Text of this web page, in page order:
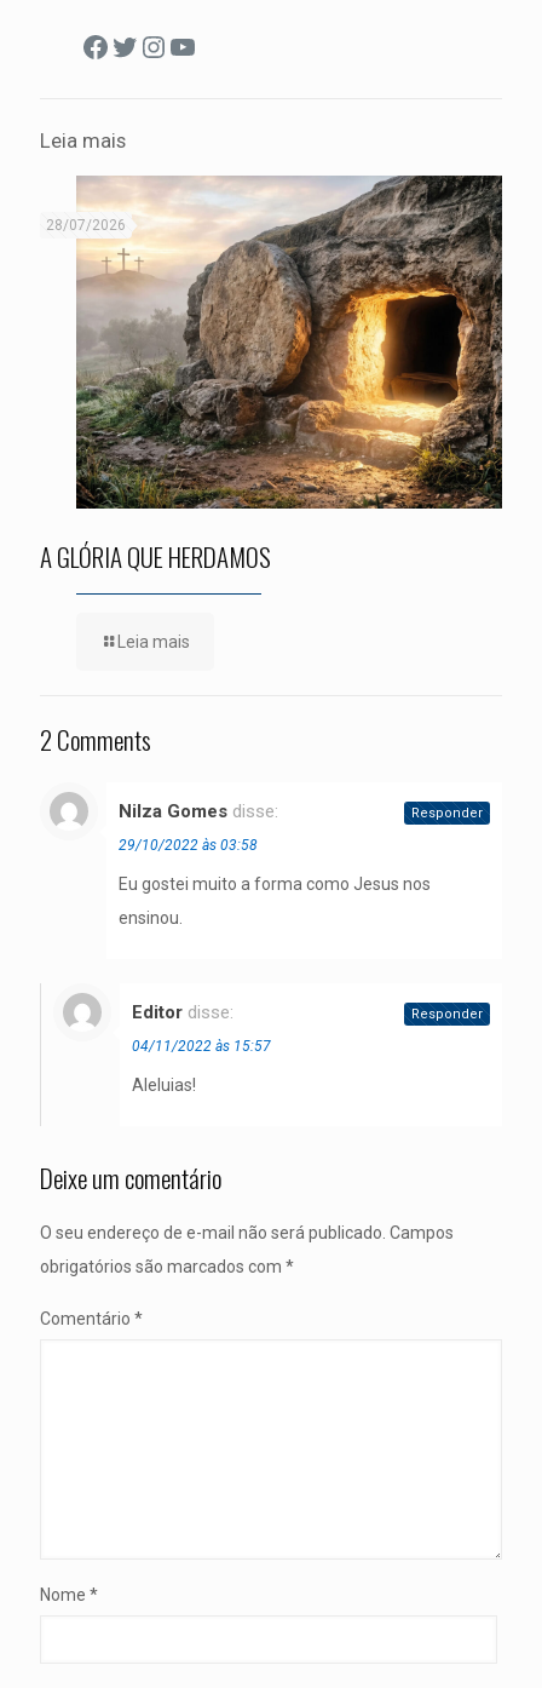
Facebook
Twitter
Instagram
Youtube
Leia mais
28/07/2026
A GLÓRIA QUE HERDAMOS
Leia mais
2 Comments
Nilza Gomes disse:
29/10/2022 às 03:58
Eu gostei muito a forma como Jesus nos
ensinou.
Responder
Editor disse:
04/11/2022 às 15:57
Aleluias!
Responder
Deixe um comentário
O seu endereço de e-mail não será publicado. Campos
obrigatórios são marcados com *
Comentário *
Nome *